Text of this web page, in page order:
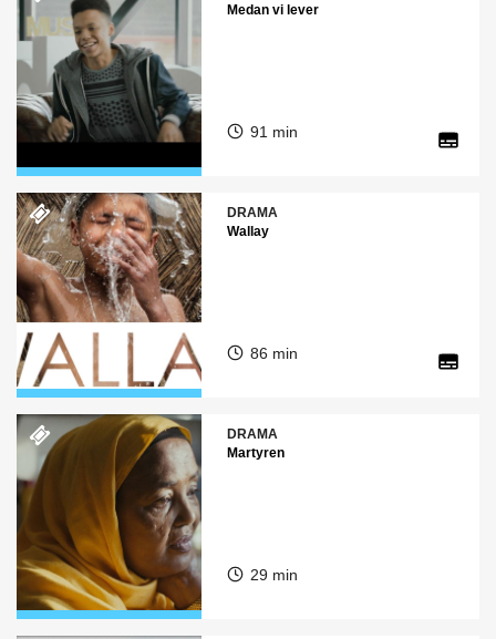
Medan vi lever
91 min
DRAMA
Wallay
86 min
DRAMA
Martyren
29 min